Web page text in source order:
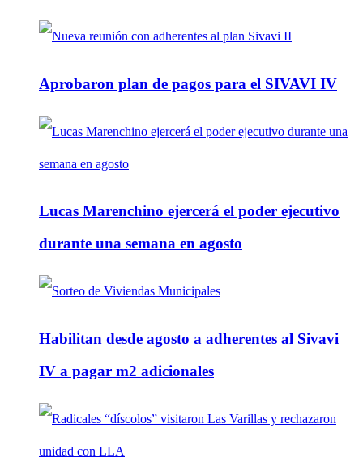
Aprobaron plan de pagos para el SIVAVI IV
Lucas Marenchino ejercerá el poder ejecutivo
durante una semana en agosto
Habilitan desde agosto a adherentes al Sivavi
IV a pagar m2 adicionales